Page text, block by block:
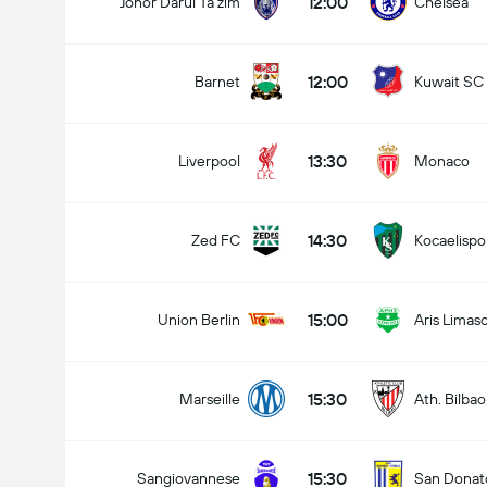
Barnet 12:00 Kuwait SC
Liverpool 13:30 Monaco
Zed FC 14:30
Union Berlin 15:00 Aris
Marseille 15:30 Ath. Bilbao
Sangiovannese 15:30 San